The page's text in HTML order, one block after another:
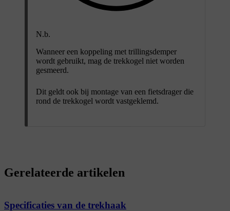
N.b.
Wanneer een koppeling met trillingsdemper
wordt gebruikt, mag de trekkogel niet worden
gesmeerd.
Dit geldt ook bij montage van een fietsdrager die
rond de trekkogel wordt vastgeklemd.
Gerelateerde artikelen
Specificaties van de trekhaak